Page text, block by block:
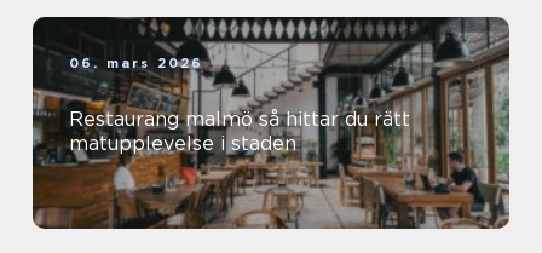
06. mars 2026
Restaurang malmö så hittar du rätt
matupplevelse i staden